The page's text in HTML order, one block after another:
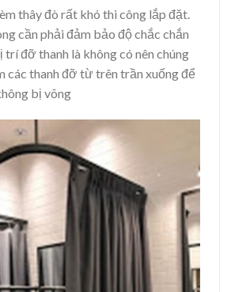
thây đò rất khó thi công lắp đặt.
cần phải đảm bảo độ chắc chắn
trí đỡ thanh là không có nên chúng
các thanh đỡ từ trên trần xuống để
bị võng